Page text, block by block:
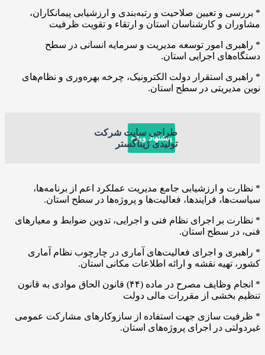
و تعیین صلاحیت و رتبه‌بندی و ارزشیابی پیمانکاران،
و کارشناسان استان و ارتقاء و تقویت ظرفیت
امور توسعه مدیریت و سرمایه انسانی در سطح
اجرایی استان.
استقرار دولت الکترونیک، چرخه بهره‌وری و نظام‌های
در سطح استان.
پیشنهاد ویژه
طراحی سایت شرکت
تولیدی ژیناگستر
و ارزشیابی جامع مدیریت عملکرد اعم از برنامه‌ها،
فرایند‌ها، فعالیت‌ها و پروژه‌ها در سطح استان.
بر اجرای نظام فنی و اجرایی، تدوین ضوابط و معیارهای
سطح استان.
و اجرای فعالیت‌های آماری در چارچوب نظام آماری
نقشه و ارائه اطلاعات مکانی استان.
* انجام وظایف مصرح در ماده (۴۴) قانون الحاق موادی به قانون
از مقررات مالی دولت
سازی جهت استفاده از سازوکارهای مشارکت عمومی
در اجرای پروژه‌های استان.